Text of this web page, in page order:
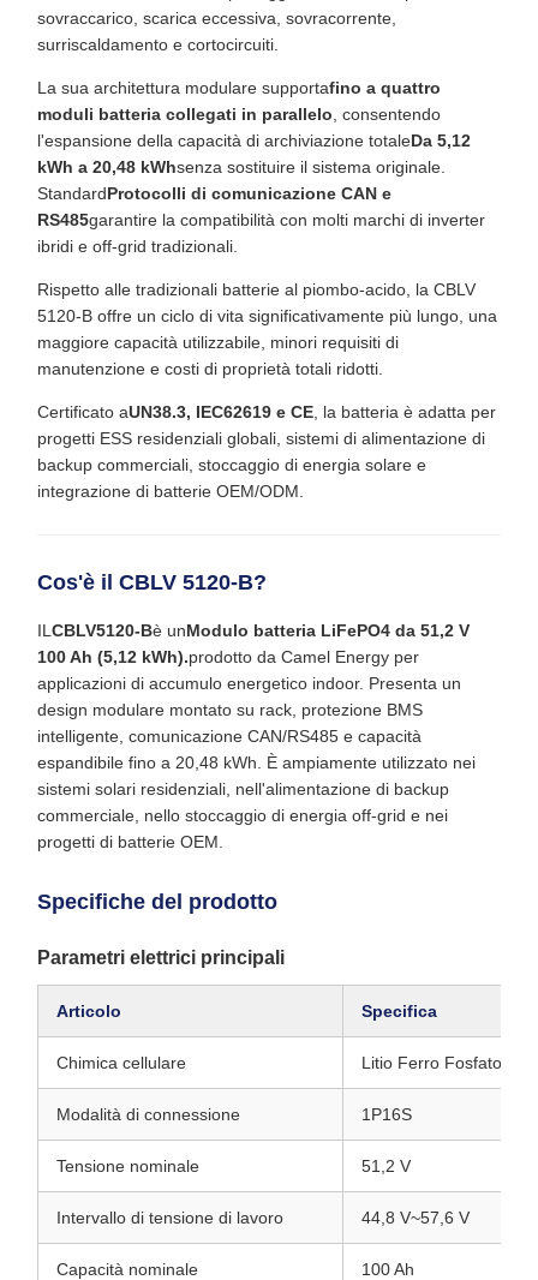
sovraccarico, scarica eccessiva, sovracorrente,
surriscaldamento e cortocircuiti.
La sua architettura modulare supportafino a quattro
moduli batteria collegati in parallelo , consentendo
l'espansione della capacità di archiviazione totaleDa 5,12
kWh a 20,48 kWhsenza sostituire il sistema originale.
StandardProtocolli di comunicazione CAN e
RS485garantire la compatibilità con molti marchi di inverter
ibridi e off-grid tradizionali.
Rispetto alle tradizionali batterie al piombo-acido, la CBLV
5120-B offre un ciclo di vita significativamente più lungo, una
maggiore capacità utilizzabile, minori requisiti di
manutenzione e costi di proprietà totali ridotti.
Certificato aUN38.3, IEC62619 e CE , la batteria è adatta per
progetti ESS residenziali globali, sistemi di alimentazione di
backup commerciali, stoccaggio di energia solare e
integrazione di batterie OEM/ODM.
Cos'è il CBLV 5120-B?
IL CBLV5120-Bè unModulo batteria LiFePO4 da 51,2 V
100 Ah (5,12 kWh).prodotto da Camel Energy per
applicazioni di accumulo energetico indoor. Presenta un
design modulare montato su rack, protezione BMS
intelligente, comunicazione CAN/RS485 e capacità
espandibile fino a 20,48 kWh. È ampiamente utilizzato nei
sistemi solari residenziali, nell'alimentazione di backup
commerciale, nello stoccaggio di energia off-grid e nei
progetti di batterie OEM.
Specifiche del prodotto
Parametri elettrici principali
Articolo Specifica
Chimica cellulare Litio Ferro Fosfato
Modalità di connessione 1P16S
Tensione nominale 51,2 V
Intervallo di tensione di lavoro 44,8 V~57,6 V
Capacità nominale 100 Ah